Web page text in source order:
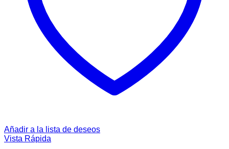
Añadir a la lista de deseos
Vista Rápida